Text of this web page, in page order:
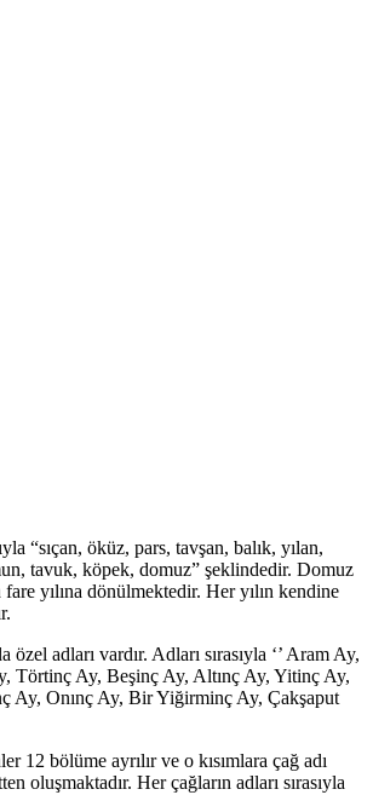
“sıçan, öküz, pars, tavşan, balık, yılan,
tavuk, köpek, domuz” şeklindedir. Domuz
fare yılına dönülmektedir. Her yılın kendine
adları vardır. Adları sırasıyla ‘’ Aram Ay,
Törtinç Ay, Beşinç Ay, Altınç Ay, Yitinç Ay,
Ay, Onınç Ay, Bir Yiğirminç Ay, Çakşaput
12 bölüme ayrılır ve o kısımlara çağ adı
oluşmaktadır. Her çağların adları sırasıyla